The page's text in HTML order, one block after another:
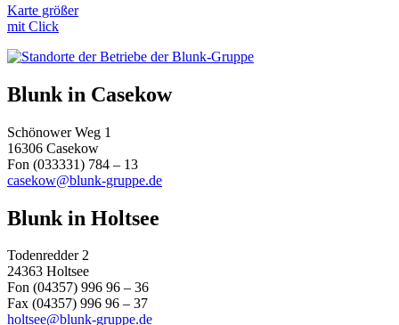
Karte größer
mit Click
Blunk in Casekow
Schönower Weg 1
16306 Casekow
Fon (033331) 784 – 13
casekow@blunk-gruppe.de
Blunk in Holtsee
Todenredder 2
24363 Holtsee
Fon (04357) 996 96 – 36
Fax (04357) 996 96 – 37
holtsee@blunk-gruppe.de